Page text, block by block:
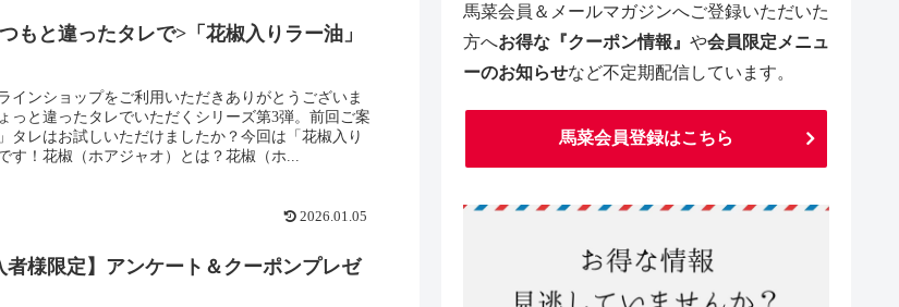
もと違ったタレで>「花椒入りラー油」
インショップをご利用いただきありがとうございま
っと違ったタレでいただくシリーズ第3弾。前回ご案
タレはお試しいただけましたか？今回は「花椒入り
す！花椒（ホアジャオ）とは？花椒（ホ...
2026.01.05
者様限定】アンケート＆クーポンプレゼ
馬菜会員＆メールマガジンへご登録いただいた
方へお得な『クーポン情報』 や会員限定メニュ
ーのお知らせなど不定期配信しています。
馬菜会員登録はこちら